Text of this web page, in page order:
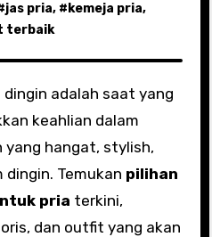
jas pria, # kemeja pria,
terbaik
keahlian dalam
hangat, stylish,
Temukan pilihan
pria terkini,
dan outfit yang akan